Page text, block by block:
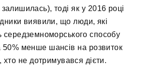
тоді як у 2016 році
виявили, що люди, які
середземноморського способу
менше шансів на розвиток
хто не дотримувався дієти.